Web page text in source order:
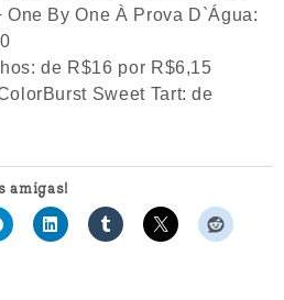
By One À Prova D`Água:
de R$16 por R$6,15
Sweet Tart: de
amigas!